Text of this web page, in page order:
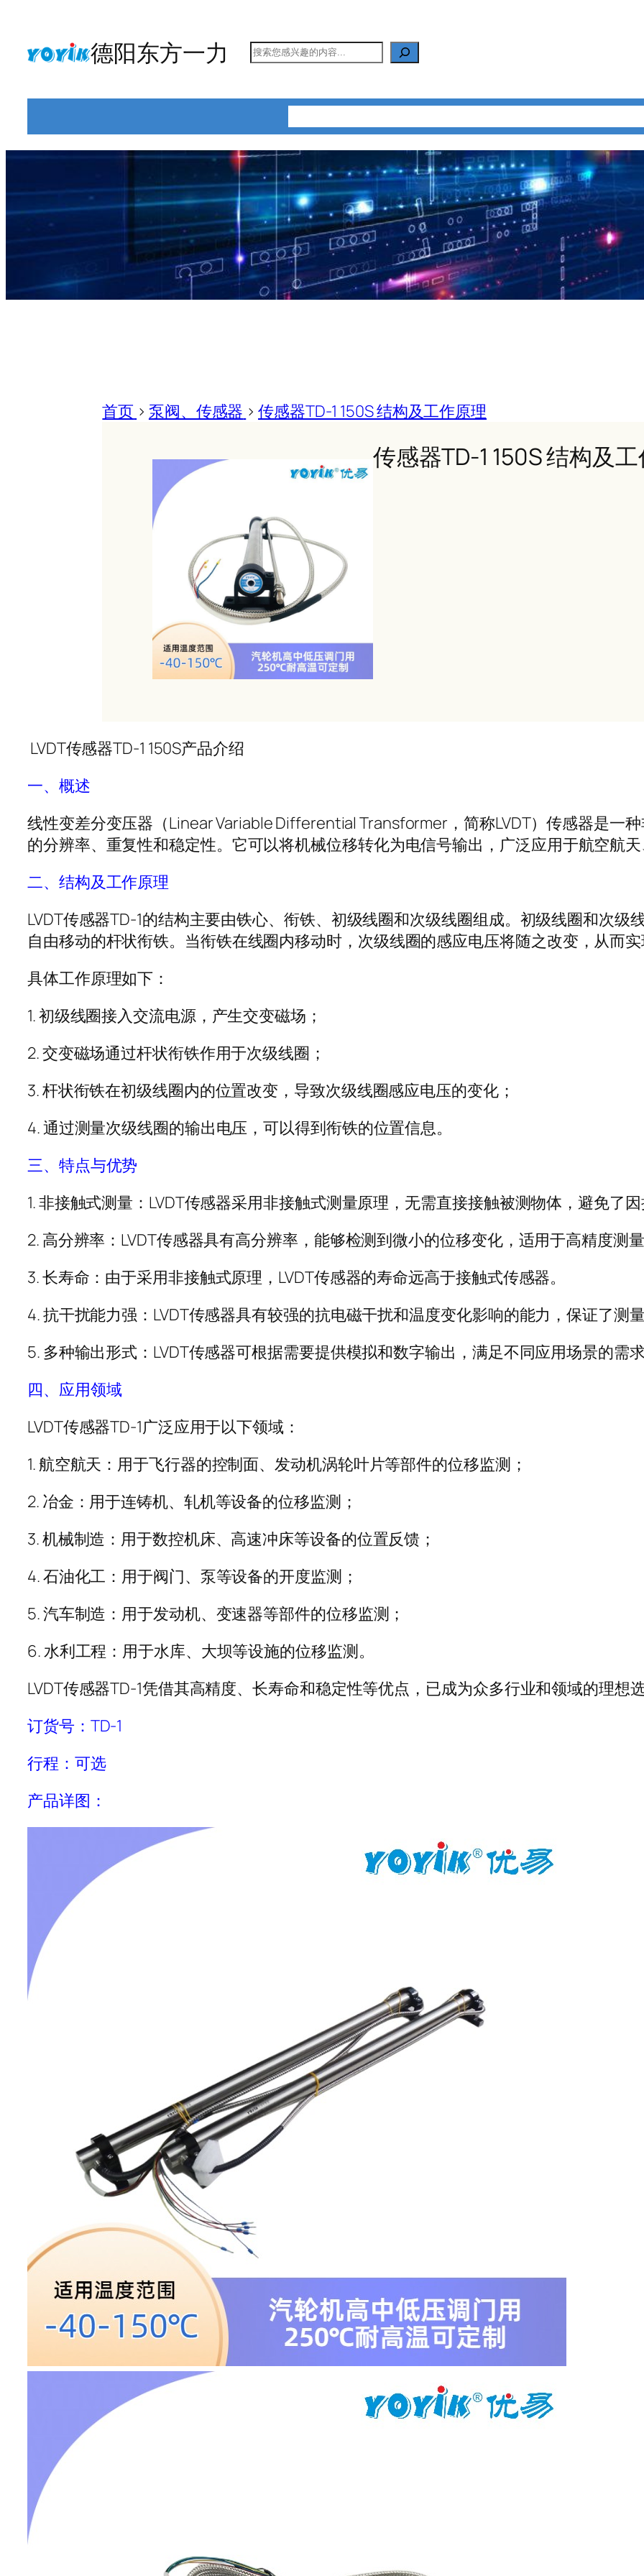
德阳东方一力
搜
首页 > 泵阀、传感器 >传感器TD-1 150S 结构及工作原理
传感器TD-1 150S 结构及
LVDT传感器TD-1 150S产品介绍
一、概述
线性变差分变压器（Linear Variable Differential Transformer，简称LVDT）传感器是一
的分辨率、重复性和稳定性。它可以将机械位移转化为电信号输出，广泛应用于航空航
二、结构及工作原理
LVDT传感器TD-1的结构主要由铁心、衔铁、初级线圈和次级线圈组成。初级线圈和次级
自由移动的杆状衔铁。当衔铁在线圈内移动时，次级线圈的感应电压将随之改变，从而
具体工作原理如下：
1. 初级线圈接入交流电源，产生交变磁场；
2. 交变磁场通过杆状衔铁作用于次级线圈；
3. 杆状衔铁在初级线圈内的位置改变，导致次级线圈感应电压的变化；
4. 通过测量次级线圈的输出电压，可以得到衔铁的位置信息。
三、特点与优势
1. 非接触式测量：LVDT传感器采用非接触式测量原理，无需直接接触被测物体，避免了
2. 高分辨率：LVDT传感器具有高分辨率，能够检测到微小的位移变化，适用于高精度测
3. 长寿命：由于采用非接触式原理，LVDT传感器的寿命远高于接触式传感器。
4. 抗干扰能力强：LVDT传感器具有较强的抗电磁干扰和温度变化影响的能力，保证了测
5. 多种输出形式：LVDT传感器可根据需要提供模拟和数字输出，满足不同应用场景的需
四、应用领域
LVDT传感器TD-1广泛应用于以下领域：
1. 航空航天：用于飞行器的控制面、发动机涡轮叶片等部件的位移监测；
2. 冶金：用于连铸机、轧机等设备的位移监测；
3. 机械制造：用于数控机床、高速冲床等设备的位置反馈；
4. 石油化工：用于阀门、泵等设备的开度监测；
5. 汽车制造：用于发动机、变速器等部件的位移监测；
6. 水利工程：用于水库、大坝等设施的位移监测。
LVDT传感器TD-1凭借其高精度、长寿命和稳定性等优点，已成为众多行业和领域的理想
订货号：TD-1
行程：可选
产品详图：